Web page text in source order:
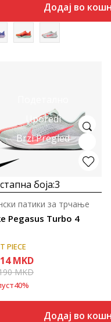
Додај во
Uporedi
Brzi Pregled
боја:3
Pegasus Turbo 4
патики за трчање
PIECE
MKD
MKD
40%
Додај во